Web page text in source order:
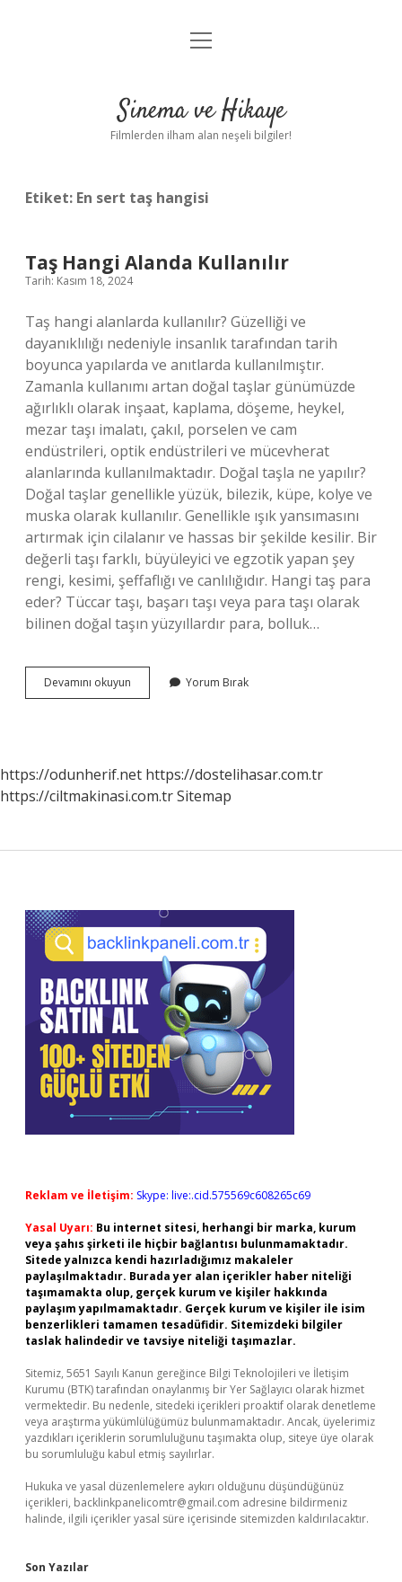
Gizlilik Politikası
Yasal Uyarı
menüyü
Sinema ve Hikaye
Filmlerden ilham alan neşeli bilgiler!
Etiket: En sert taş hangisi
Taş Hangi Alanda Kullanılır
Tarih: Kasım 18, 2024
Taş hangi alanlarda kullanılır? Güzelliği ve
dayanıklılığı nedeniyle insanlık tarafından tarih
boyunca yapılarda ve anıtlarda kullanılmıştır.
Zamanla kullanımı artan doğal taşlar günümüzde
ağırlıklı olarak inşaat, kaplama, döşeme, heykel,
mezar taşı imalatı, çakıl, porselen ve cam
endüstrileri, optik endüstrileri ve mücevherat
alanlarında kullanılmaktadır. Doğal taşla ne yapılır?
Doğal taşlar genellikle yüzük, bilezik, küpe, kolye ve
muska olarak kullanılır. Genellikle ışık yansımasını
artırmak için cilalanır ve hassas bir şekilde kesilir. Bir
değerli taşı farklı, büyüleyici ve egzotik yapan şey
rengi, kesimi, şeffaflığı ve canlılığıdır. Hangi taş para
eder? Tüccar taşı, başarı taşı veya para taşı olarak
bilinen doğal taşın yüzyıllardır para, bolluk…
Devamını okuyun
Hangi
Yorum Bırak
https://odunherif.net https://dostelihasar.com.tr
https://ciltmakinasi.com.trSitemap
Sidebar
Reklam ve İletişim: Skype: live:.cid.575569c608265c69
Yasal Uyarı: Bu internet sitesi, herhangi bir marka, kurum
veya şahıs şirketi ile hiçbir bağlantısı bulunmamaktadır.
Sitede yalnızca kendi hazırladığımız makaleler
paylaşılmaktadır. Burada yer alan içerikler haber niteliği
taşımamakta olup, gerçek kurum ve kişiler hakkında
paylaşım yapılmamaktadır. Gerçek kurum ve kişiler ile isim
benzerlikleri tamamen tesadüfidir. Sitemizdeki bilgiler
taslak halindedir ve tavsiye niteliği taşımazlar.
Sitemiz, 5651 Sayılı Kanun gereğince Bilgi Teknolojileri ve İletişim
Kurumu (BTK) tarafından onaylanmış bir Yer Sağlayıcı olarak hizmet
vermektedir. Bu nedenle, sitedeki içerikleri proaktif olarak denetleme
veya araştırma yükümlülüğümüz bulunmamaktadır. Ancak, üyelerimiz
yazdıkları içeriklerin sorumluluğunu taşımakta olup, siteye üye olarak
bu sorumluluğu kabul etmiş sayılırlar.
Hukuka ve yasal düzenlemelere aykırı olduğunu düşündüğünüz
içerikleri, backlinkpanelicomtr@gmail.com adresine bildirmeniz
halinde, ilgili içerikler yasal süre içerisinde sitemizden kaldırılacaktır.
Son Yazılar